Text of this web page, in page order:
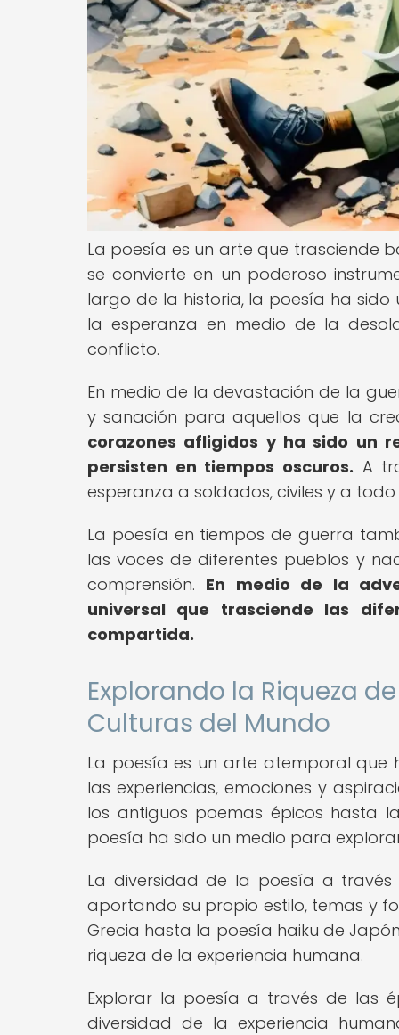
La poesía es un arte que trasciende
se convierte en un poderoso
largo de la historia, la poesía ha
la esperanza en medio de la
conflicto.
En medio de la devastación de la
y sanación para aquellos que la
corazones afligidos y ha sido un
persisten en tiempos oscuros. A
esperanza a soldados, civiles y a
La poesía en tiempos de guerra
las voces de diferentes pueblos y
comprensión. En medio de la
universal que trasciende las
compartida.
Explorando la Riqueza
Culturas del Mundo
La poesía es un arte atemporal que
las experiencias, emociones y
los antiguos poemas épicos hasta
poesía ha sido un medio para
La diversidad de la poesía a
aportando su propio estilo, temas y
Grecia hasta la poesía haiku de
riqueza de la experiencia humana.
Explorar la poesía a través de las
diversidad de la experiencia